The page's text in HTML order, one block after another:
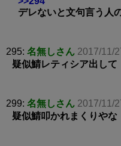
デレないと文句言う人
295: 名無しさん 2017/11/
疑似鯖レティシア出して
299: 名無しさん 2017/11/
疑似鯖叩かれまくりやな